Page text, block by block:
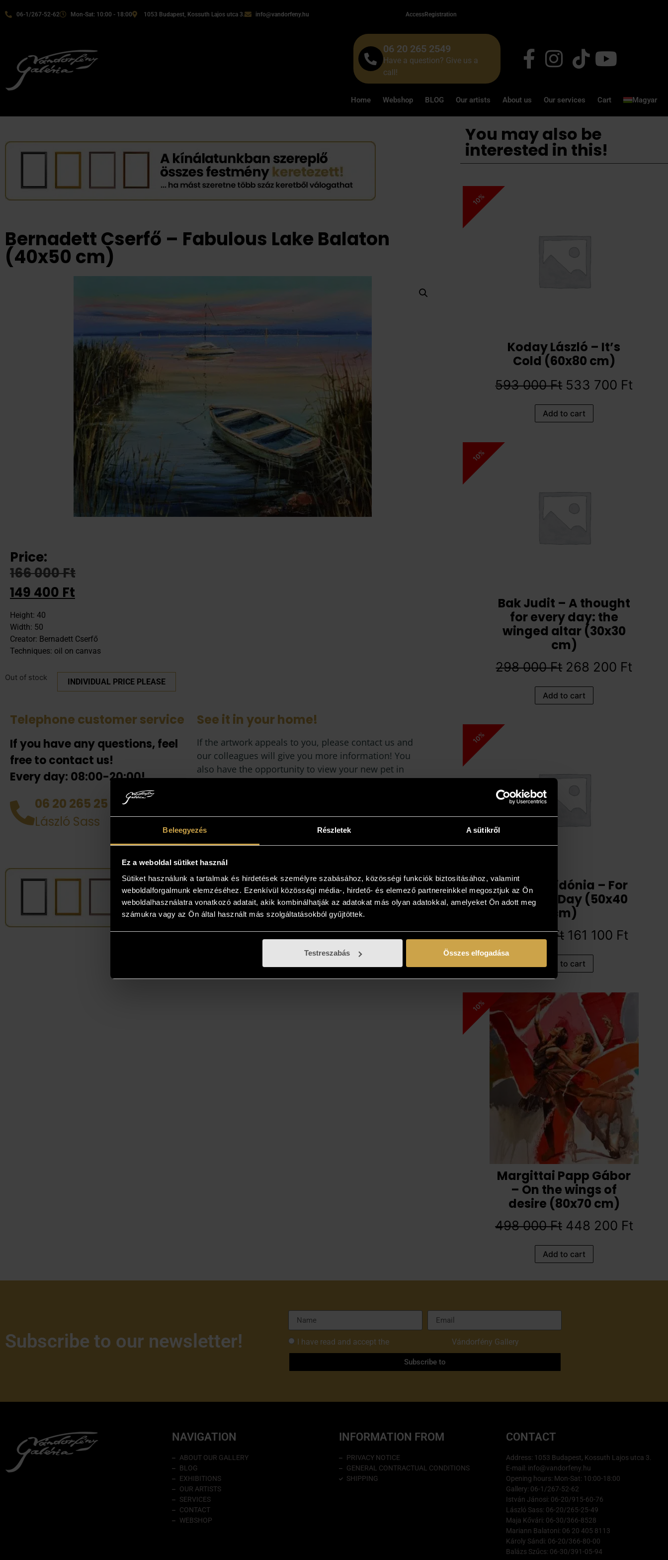
Beleegyezés Részletek A sütikről
Ez a weboldal sütiket használ
Sütiket használunk a tartalmak és hirdetések személyre szabásához, közösségi funkciók biztosításához, valamint
weboldalforgalmunk elemzéséhez. Ezenkívül közösségi média-, hirdető- és elemező partnereinkkel megosztjuk az Ön
weboldalhasználatra vonatkozó adatait, akik kombinálhatják az adatokat más olyan adatokkal, amelyeket Ön adott meg
számukra vagy az Ön által használt más szolgáltatásokból gyűjtöttek.
Testreszabás Összes elfogadása
06-1/267-52-62 Mon-Sat: 10:00 - 18:00 1053 Budapest, Kossuth Lajos utca 3. info@vandorfeny.hu AccessRegistration
06 20 265 2549
Have a question? Give us a
call!
Home Webshop BLOG Our artists About us Our services Cart Magyar
Bernadett Cserfő – Fabulous Lake Balaton
(40x50 cm)
Price:
166 000Ft
149 400 Ft
Height: 40
Width: 50
Creator: Bernadett Cserfő
Techniques: oil on canvas
Out of stock INDIVIDUAL PRICE PLEASE
Telephone customer service
If you have any questions, feel
free to contact us!
Every day: 08:00-20:00!
06 20 265 25 49
László Sass
See it in your home!
If the artwork appeals to you, please contact us and
our colleagues will give you more information! You
also have the opportunity to view your new pet in
person!
You may also be
interested in this!
10%
Koday László – It’s
Cold (60x80 cm)
593 000Ft 533 700 Ft
Add to cart
10%
Bak Judit – A thought
for every day: the
winged altar (30x30
cm)
298 000Ft 268 200 Ft
Add to cart
10%
Varga Szidónia – For
Mother’s Day (50x40
cm)
179 000Ft 161 100 Ft
Add to cart
10%
Margittai Papp Gábor
– On the wings of
desire (80x70 cm)
498 000Ft 448 200 Ft
Add to cart
Subscribe to our newsletter! I have read and accept the Vándorfény Gallery
Subscribe to
NAVIGATION
ABOUT OUR GALLERY
BLOG
EXHIBITIONS
OUR ARTISTS
SERVICES
CONTACT
WEBSHOP
INFORMATION FROM
PRIVACY NOTICE
GENERAL CONTRACTUAL CONDITIONS
SHIPPING
CONTACT
Address: 1053 Budapest, Kossuth Lajos utca 3.
E-mail: info@vandorfeny.hu
Opening hours: Mon-Sat: 10:00-18:00
Gallery: 06-1/267-52-62
István Jánosi: 06-20/915-60-76
László Sass: 06-20/265-25-49
Maja Kővári: 06-30/366-8528
Mariann Balatoni: 06 20 405 8113
Károly Sándi: 06-20/366-80-00
Balázs Szűcs: 06-30/391-05-94